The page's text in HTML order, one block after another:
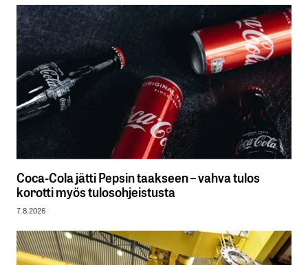
Coca-Cola jätti Pepsin taakseen – vahva tulos
korotti myös tulosohjeistusta
7.8.2026